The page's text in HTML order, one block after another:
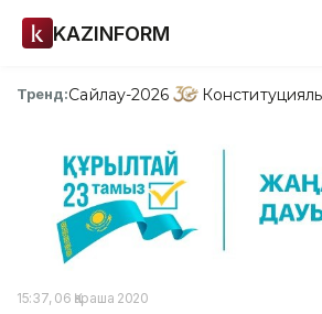
KAZINFORM
Тренд:Сайлау-2026
15:37, 06 Қараша 2020